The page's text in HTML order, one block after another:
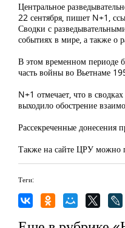
Центральное
22 сентября, пишет N+1,
Сводки с
событиях в мире, а также о
В этом временном периоде
часть войны во Вьетнаме
N+1 отмечает, что в
выходило обострение
Рассекреченные донесения
Также на сайте ЦРУ можно
Теги: